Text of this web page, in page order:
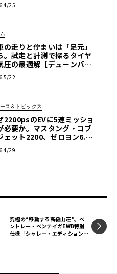
回
4/25
の走りと佇まいは「足元」
。試走と計測で探るタイヤ
圧の最適解【デューンバギ
5/22
ス＆トピックス
2200psのEVに5速ミッショ
必要か。マスタング・コブ
ェット2200、ゼロヨン6.76
4/29
究極の“移動する高級山荘”。ベ
ントレー・ベンテイガEWB特別
仕様「シャレー・エディション」